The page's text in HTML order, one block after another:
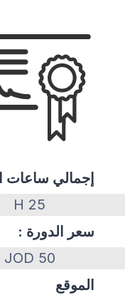
إجمالي ساعات
25 H
سعر الدورة :
50 JOD
الموقع